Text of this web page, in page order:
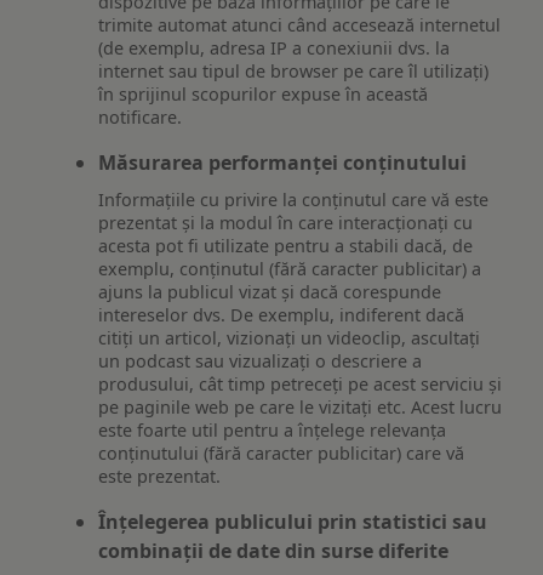
trimite automat atunci când accesează internetul
(de exemplu, adresa IP a conexiunii dvs. la
internet sau tipul de browser pe care îl utilizați)
în sprijinul scopurilor expuse în această
notificare.
Măsurarea performanței conținutului
Informațiile cu privire la conținutul care vă este
prezentat și la modul în care interacționați cu
acesta pot fi utilizate pentru a stabili dacă, de
exemplu, conținutul (fără caracter publicitar) a
ajuns la publicul vizat și dacă corespunde
intereselor dvs. De exemplu, indiferent dacă
citiți un articol, vizionați un videoclip, ascultați
un podcast sau vizualizați o descriere a
produsului, cât timp petreceți pe acest serviciu și
pe paginile web pe care le vizitați etc. Acest lucru
este foarte util pentru a înțelege relevanța
conținutului (fără caracter publicitar) care vă
este prezentat.
Înțelegerea publicului prin statistici sau
combinații de date din surse diferite